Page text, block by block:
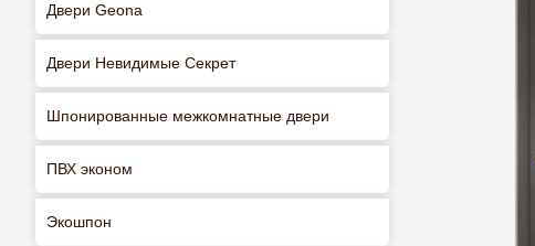
Двери Geona
Двери Невидимые Секрет
Шпонированные межкомнатные двери
ПВХ эконом
Экошпон